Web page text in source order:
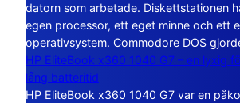
datorn som arbetade. Diskettstationen
egen processor, ett eget minne och ett
operativsystem. Commodore DOS
HP EliteBook x360 1040 G7 – en lyxig
lång batteritid
HP EliteBook x360 1040 G7 var en